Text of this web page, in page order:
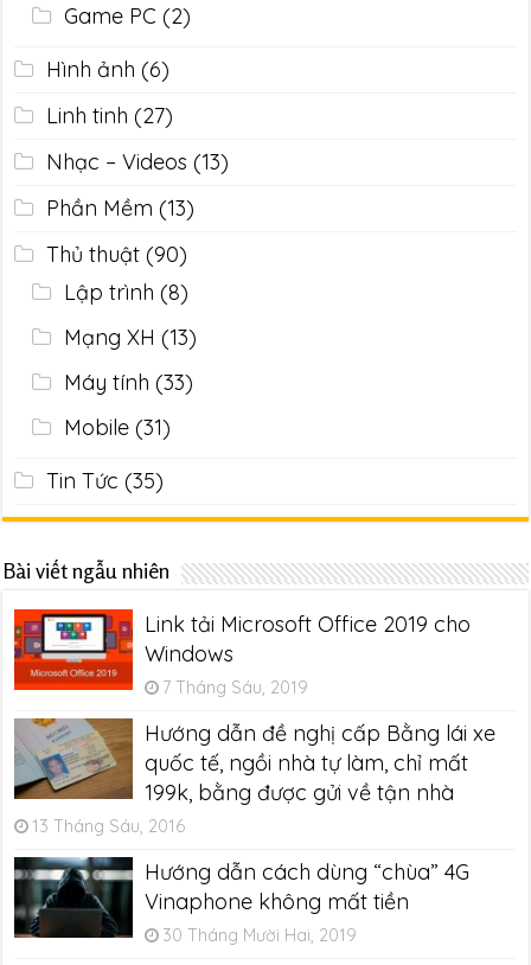
Game PC (2)
Hình ảnh (6)
Linh tinh (27)
Nhạc – Videos (13)
Phần Mềm (13)
Thủ thuật(90)
Lập trình (8)
Mạng XH (13)
Máy tính (33)
Mobile(31)
Tin Tức (35)
Bài viết ngẫu nhiên
Link tải Microsoft Office 2019 cho
Windows
7 Tháng Sáu, 2019
Hướng dẫn đề nghị cấp Bằng lái xe
quốc tế, ngồi nhà tự làm, chỉ mất
199k, bằng được gửi về tận nhà
13 Tháng Sáu, 2016
Hướng dẫn cách dùng “chùa” 4G
Vinaphone không mất tiền
30 Tháng Mười Hai, 2019